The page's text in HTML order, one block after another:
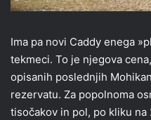
Ima pa novi Caddy enega
tekmeci. To je njegova
opisanih poslednjih
rezervatu. Za popolnoma
tisočakov in pol, po kliku na